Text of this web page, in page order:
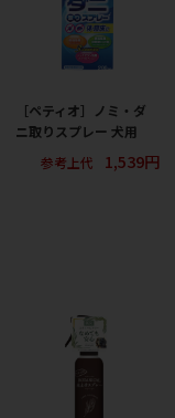
［ペティオ］ノミ・ダ
ニ取りスプレー 犬用
参考上代
1,539円